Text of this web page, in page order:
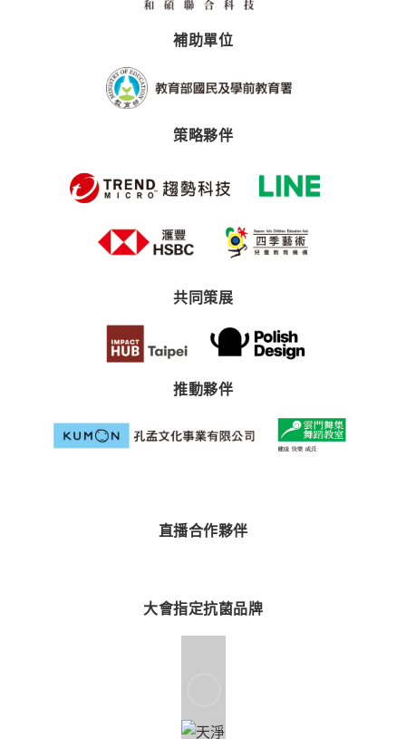
補助單位
策略夥伴
共同策展
推動夥伴
直播合作夥伴
大會指定抗菌品牌